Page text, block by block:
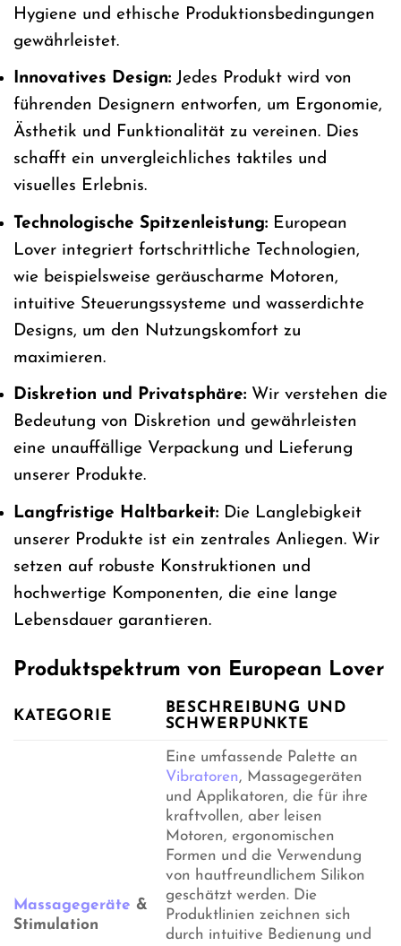
Hygiene und ethische Produktionsbedingungen
gewährleistet.
Innovatives Design: Jedes Produkt wird von
führenden Designern entworfen, um Ergonomie,
Ästhetik und Funktionalität zu vereinen. Dies
schafft ein unvergleichliches taktiles und
visuelles Erlebnis.
Technologische Spitzenleistung: European
Lover integriert fortschrittliche Technologien,
wie beispielsweise geräuscharme Motoren,
intuitive Steuerungssysteme und wasserdichte
Designs, um den Nutzungskomfort zu
maximieren.
Diskretion und Privatsphäre: Wir verstehen die
Bedeutung von Diskretion und gewährleisten
eine unauffällige Verpackung und Lieferung
unserer Produkte.
Langfristige Haltbarkeit: Die Langlebigkeit
unserer Produkte ist ein zentrales Anliegen. Wir
setzen auf robuste Konstruktionen und
hochwertige Komponenten, die eine lange
Lebensdauer garantieren.
Produktspektrum von European Lover
KATEGORIE
BESCHREIBUNG UND
SCHWERPUNKTE
Massagegeräte &
Stimulation
Eine umfassende Palette an
Vibratoren, Massagegeräten
und Applikatoren, die für ihre
kraftvollen, aber leisen
Motoren, ergonomischen
Formen und die Verwendung
von hautfreundlichem Silikon
geschätzt werden. Die
Produktlinien zeichnen sich
durch intuitive Bedienung und